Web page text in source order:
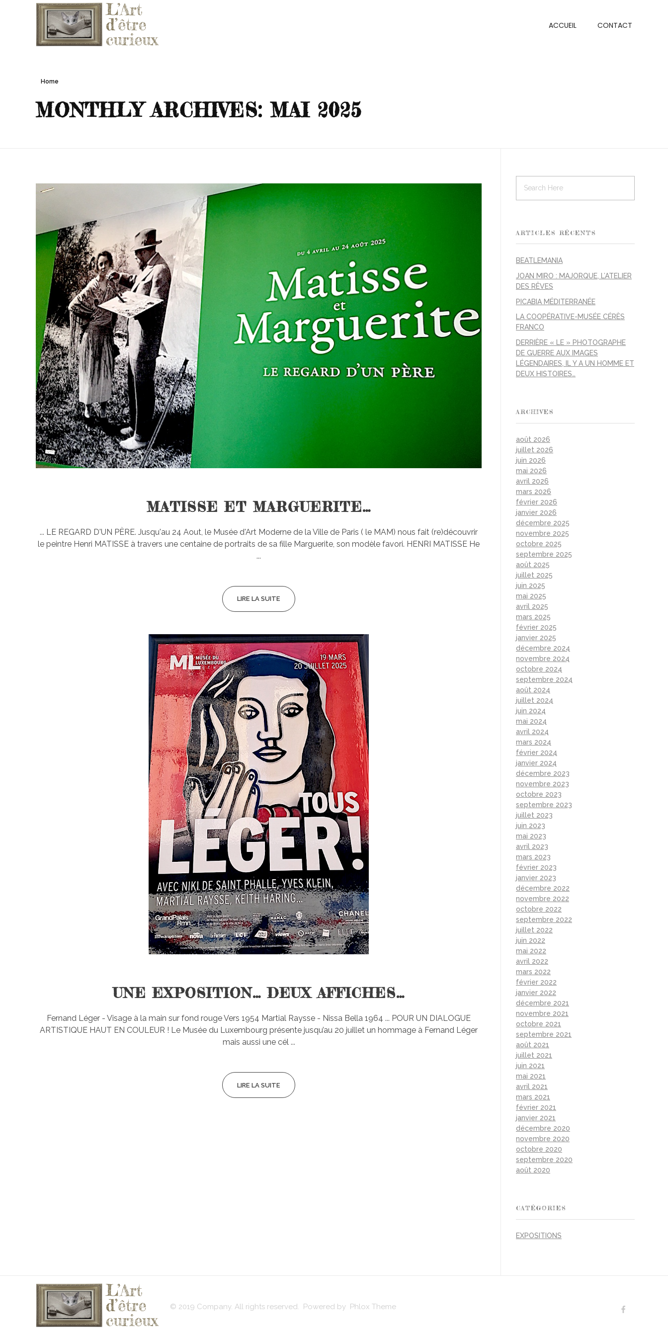
ACCUEIL CONTACT
Home
MONTHLY ARCHIVES: MAI 2025
MATISSE ET MARGUERITE…
... LE REGARD D'UN PÈRE. Jusqu'au 24 Aout, le Musée d'Art Moderne de la Ville de Paris ( le MAM) nous fait (re)découvrir
le peintre Henri MATISSE à travers une centaine de portraits de sa fille Marguerite, son modèle favori. HENRI MATISSE He
...
LIRE LA SUITE
UNE EXPOSITION… DEUX AFFICHES…
Fernand Léger - Visage à la main sur fond rouge Vers 1954 Martial Raysse - Nissa Bella 1964 ... POUR UN DIALOGUE
ARTISTIQUE HAUT EN COULEUR ! Le Musée du Luxembourg présente jusqu’au 20 juillet un hommage à Fernand Léger
mais aussi une cél ...
LIRE LA SUITE
ARTICLES RÉCENTS
BEATLEMANIA
JOAN MIRO : MAJORQUE, L’ATELIER
DES RÊVES
PICABIA MÉDITERRANÉE
LA COOPÉRATIVE-MUSÉE CÉRÈS
FRANCO
DERRIÈRE « LE » PHOTOGRAPHE
DE GUERRE AUX IMAGES
LÉGENDAIRES, IL Y A UN HOMME ET
DEUX HISTOIRES…
ARCHIVES
août 2026
juillet 2026
juin 2026
mai 2026
avril 2026
mars 2026
février 2026
janvier 2026
décembre 2025
novembre 2025
octobre 2025
septembre 2025
août 2025
juillet 2025
juin 2025
mai 2025
avril 2025
mars 2025
février 2025
janvier 2025
décembre 2024
novembre 2024
octobre 2024
septembre 2024
août 2024
juillet 2024
juin 2024
mai 2024
avril 2024
mars 2024
février 2024
janvier 2024
décembre 2023
novembre 2023
octobre 2023
septembre 2023
juillet 2023
juin 2023
mai 2023
avril 2023
mars 2023
février 2023
janvier 2023
décembre 2022
novembre 2022
octobre 2022
septembre 2022
juillet 2022
juin 2022
mai 2022
avril 2022
mars 2022
février 2022
janvier 2022
décembre 2021
novembre 2021
octobre 2021
septembre 2021
août 2021
juillet 2021
juin 2021
mai 2021
avril 2021
mars 2021
février 2021
janvier 2021
décembre 2020
novembre 2020
octobre 2020
septembre 2020
août 2020
CATÉGORIES
EXPOSITIONS
© 2019 Company. All rights reserved. Powered by Phlox Theme